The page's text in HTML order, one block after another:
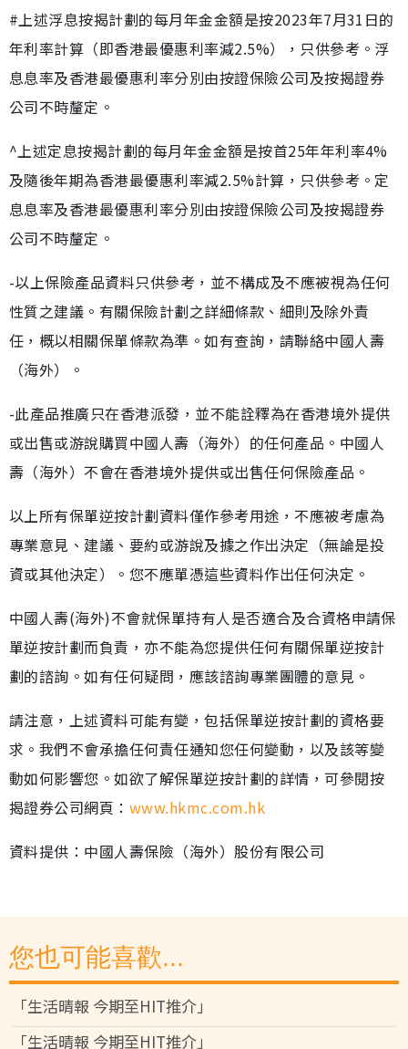
#上述浮息按揭計劃的每月年金金額是按2023年7月31日的
年利率計算（即香港最優惠利率減2.5%），只供參考。浮
息息率及香港最優惠利率分別由按證保險公司及按揭證券
公司不時釐定。
^上述定息按揭計劃的每月年金金額是按首25年年利率4%
及隨後年期為香港最優惠利率減2.5%計算，只供參考。定
息息率及香港最優惠利率分別由按證保險公司及按揭證券
公司不時釐定。
-以上保險產品資料只供參考，並不構成及不應被視為任何
性質之建議。有關保險計劃之詳細條款、細則及除外責
任，概以相關保單條款為準。如有查詢，請聯絡中國人壽
（海外）。
-此產品推廣只在香港派發，並不能詮釋為在香港境外提供
或出售或游說購買中國人壽（海外）的任何產品。中國人
壽（海外）不會在香港境外提供或出售任何保險產品。
以上所有保單逆按計劃資料僅作參考用途，不應被考慮為
專業意見、建議、要約或游說及據之作出決定（無論是投
資或其他決定）。您不應單憑這些資料作出任何決定。
中國人壽(海外)不會就保單持有人是否適合及合資格申請保
單逆按計劃而負責，亦不能為您提供任何有關保單逆按計
劃的諮詢。如有任何疑問，應該諮詢專業團體的意見。
請注意，上述資料可能有變，包括保單逆按計劃的資格要
求。我們不會承擔任何責任通知您任何變動，以及該等變
動如何影響您。如欲了解保單逆按計劃的詳情，可參閱按
揭證券公司網頁： www.hkmc.com.hk
資料提供：中國人壽保險（海外）股份有限公司
您也可能喜歡...
「生活晴報 今期至HIT推介」
「生活晴報 今期至HIT推介」